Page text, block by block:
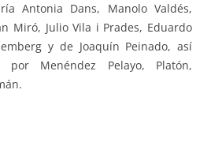
Antonia Dans, Manolo Valdés,
Miró, Julio Vila i Prades, Eduardo
y de Joaquín Peinado, así
Menéndez Pelayo, Platón,